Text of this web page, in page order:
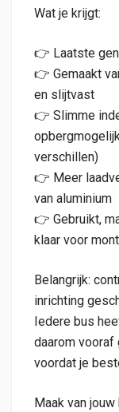
Wat je krijgt:
👉 Laatste
👉 Gemaakt
en slijtvast
👉 Slimme
verschillen)
👉 Meer
van aluminium
👉 Gebruikt,
klaar voor
Belangrijk:
inrichting
Iedere bus
daarom vooraf
voordat je
Maak van